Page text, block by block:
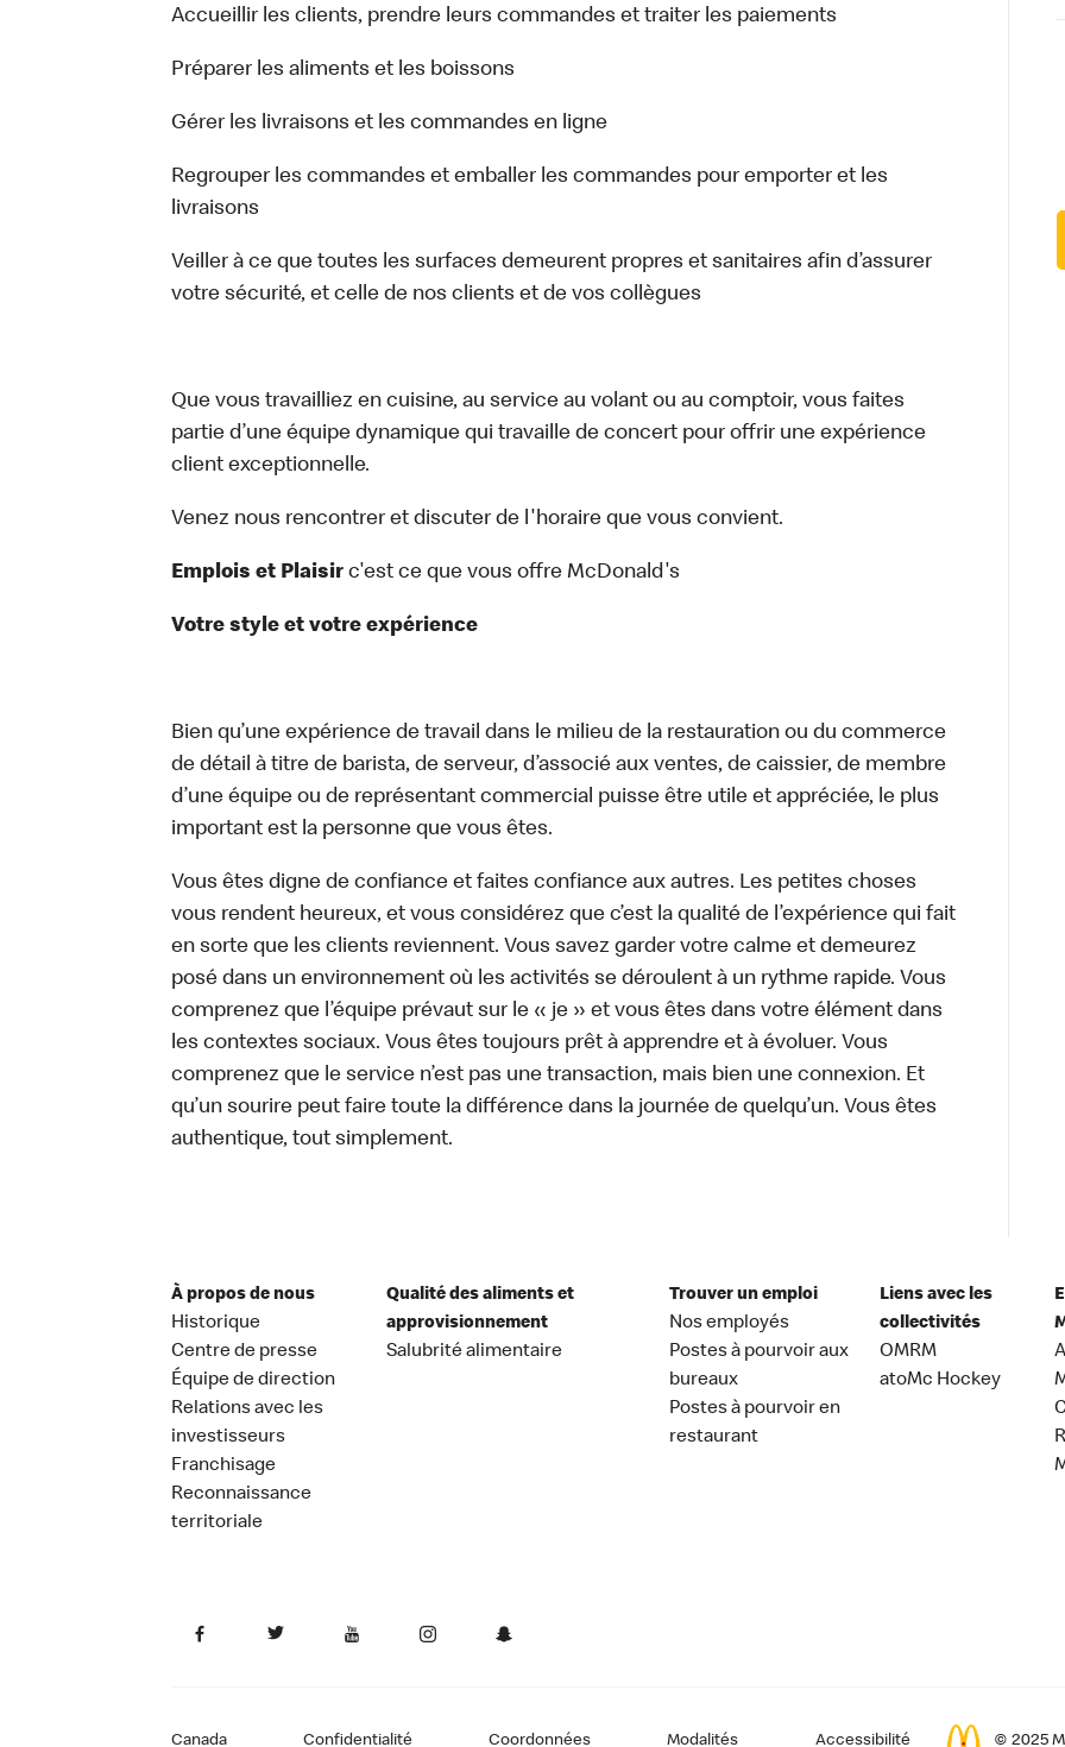
Accueillir les clients, prendre leurs commandes et traiter les paiements
Préparer les aliments et les boissons
Gérer les livraisons et les commandes en ligne
Regrouper les commandes et emballer les commandes pour emporter et les
livraisons
Veiller à ce que toutes les surfaces demeurent propres et sanitaires afin d’assurer
votre sécurité, et celle de nos clients et de vos collègues
Que vous travailliez en cuisine, au service au volant ou au comptoir, vous faites
partie d’une équipe dynamique qui travaille de concert pour offrir une expérience
client exceptionnelle.
Venez nous rencontrer et discuter de l'horaire que vous convient.
Emplois et Plaisir c'est ce que vous offre McDonald's
Votre style et votre expérience
Bien qu’une expérience de travail dans le milieu de la restauration ou du commerce
de détail à titre de barista, de serveur, d’associé aux ventes, de caissier, de membre
d’une équipe ou de représentant commercial puisse être utile et appréciée, le plus
important est la personne que vous êtes.
Vous êtes digne de confiance et faites confiance aux autres. Les petites choses
vous rendent heureux, et vous considérez que c’est la qualité de l’expérience qui fait
en sorte que les clients reviennent. Vous savez garder votre calme et demeurez
posé dans un environnement où les activités se déroulent à un rythme rapide. Vous
comprenez que l’équipe prévaut sur le « je » et vous êtes dans votre élément dans
les contextes sociaux. Vous êtes toujours prêt à apprendre et à évoluer. Vous
comprenez que le service n’est pas une transaction, mais bien une connexion. Et
qu’un sourire peut faire toute la différence dans la journée de quelqu’un. Vous êtes
authentique, tout simplement.
À propos de nous
Historique
Centre de presse
Équipe de direction
Relations avec les
investisseurs
Franchisage
Reconnaissance
territoriale
Qualité des aliments et
approvisionnement
Salubrité alimentaire
Trouver un emploi
Nos employés
Postes à pourvoir aux
bureaux
Postes à pourvoir en
restaurant
Liens avec les
collectivités
OMRM
atoMc Hockey
Canada Confidentialité Coordonnées Modalités Accessibilité © 2025